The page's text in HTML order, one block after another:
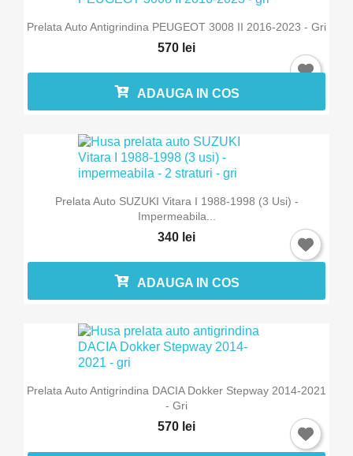
Prelata Auto Antigrindina PEUGEOT 3008 II 2016-2023 - Gri
570 lei
ADAUGA IN COS
Prelata Auto SUZUKI Vitara I 1988-1998 (3 Usi) -
Impermeabila...
340 lei
ADAUGA IN COS
Prelata Auto Antigrindina DACIA Dokker Stepway 2014-2021
- Gri
570 lei